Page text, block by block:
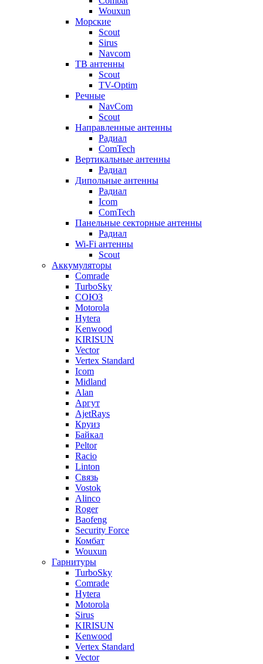
Wouxun
Морские
Scout
Sirus
Navcom
ТВ антенны
Scout
TV-Optim
Речные
NavCom
Scout
Направленные антенны
Радиал
ComTech
Вертикальные антенны
Радиал
Дипольные антенны
Радиал
Icom
ComTech
Панельные секторные антенны
Радиал
Wi-Fi антенны
Scout
Аккумуляторы
Comrade
TurboSky
СОЮЗ
Motorola
Hytera
Kenwood
KIRISUN
Vector
Vertex Standard
Icom
Midland
Alan
Аргут
AjetRays
Круиз
Байкал
Peltor
Racio
Linton
Связь
Vostok
Alinco
Roger
Baofeng
Security Force
Комбат
Wouxun
Гарнитуры
TurboSky
Comrade
Hytera
Motorola
Sirus
KIRISUN
Kenwood
Vertex Standard
Vector